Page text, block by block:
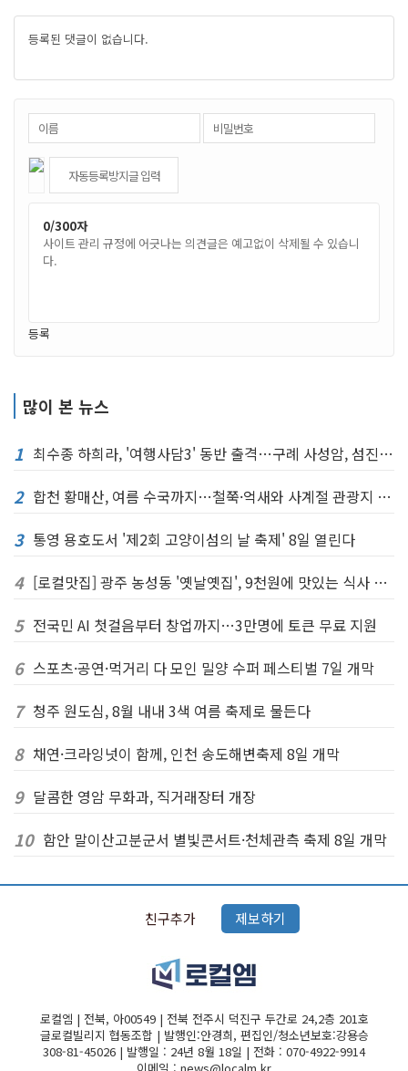
등록된 댓글이 없습니다.
0/300자
등록
많이 본 뉴스
1
최수종 하희라, '여행사담3' 동반 출격…구례 사성암, 섬진강대나무숲길등
2 합천 황매산, 여름 수국까지…철쭉·억새와 사계절 관광지 완성
3 통영 용호도서 '제2회 고양이섬의 날 축제' 8일 열린다
4 [로컬맛집] 광주 농성동 '옛날옛집', 9천원에 맛있는 식사 한끼
5 전국민 AI 첫걸음부터 창업까지…3만명에 토큰 무료 지원
6 스포츠·공연·먹거리 다 모인 밀양 수퍼 페스티벌 7일 개막
7 청주 원도심, 8월 내내 3색 여름 축제로 물든다
8 채연·크라잉넛이 함께, 인천 송도해변축제 8일 개막
9 달콤한 영암 무화과, 직거래장터 개장
10 함안 말이산고분군서 별빛콘서트·천체관측 축제 8일 개막
친구추가 제보하기
로컬엠 | 전북, 아00549 | 전북 전주시 덕진구 두간로 24,2층 201호
글로컬빌리지 협동조합 | 발행인:안경희, 편집인/청소년보호:강용승
308-81-45026 | 발행일 : 24년 8월 18일 | 전화 : 070-4922-9914